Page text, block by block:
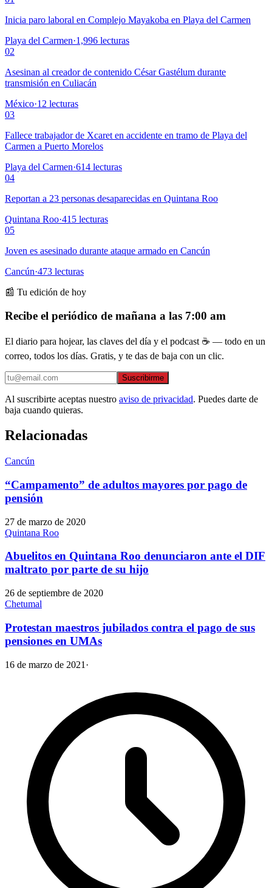
Inicia paro laboral en Complejo Mayakoba en Playa del Carmen
Playa del Carmen·1,996 lecturas
02
Asesinan al creador de contenido César Gastélum durante
transmisión en Culiacán
México·12 lecturas
03
Fallece trabajador de Xcaret en accidente en tramo de Playa del
Carmen a Puerto Morelos
Playa del Carmen·614 lecturas
04
Reportan a 23 personas desaparecidas en Quintana Roo
Quintana Roo·415 lecturas
05
Joven es asesinado durante ataque armado en Cancún
Cancún·473 lecturas
📰 Tu edición de hoy
Recibe el periódico de mañana a las 7:00 am
El diario para hojear, las claves del día y el podcast ☕ — todo en un
correo, todos los días. Gratis, y te das de baja con un clic.
Suscribirme
Al suscribirte aceptas nuestro aviso de privacidad. Puedes darte de
baja cuando quieras.
Relacionadas
Cancún
“Campamento” de adultos mayores por pago de
pensión
27 de marzo de 2020
Quintana Roo
Abuelitos en Quintana Roo denunciaron ante el DIF
maltrato por parte de su hijo
26 de septiembre de 2020
Chetumal
Protestan maestros jubilados contra el pago de sus
pensiones en UMAs
16 de marzo de 2021 ·